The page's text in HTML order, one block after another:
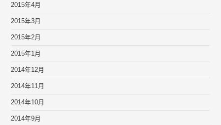
2015年4月
2015年3月
2015年2月
2015年1月
2014年12月
2014年11月
2014年10月
2014年9月